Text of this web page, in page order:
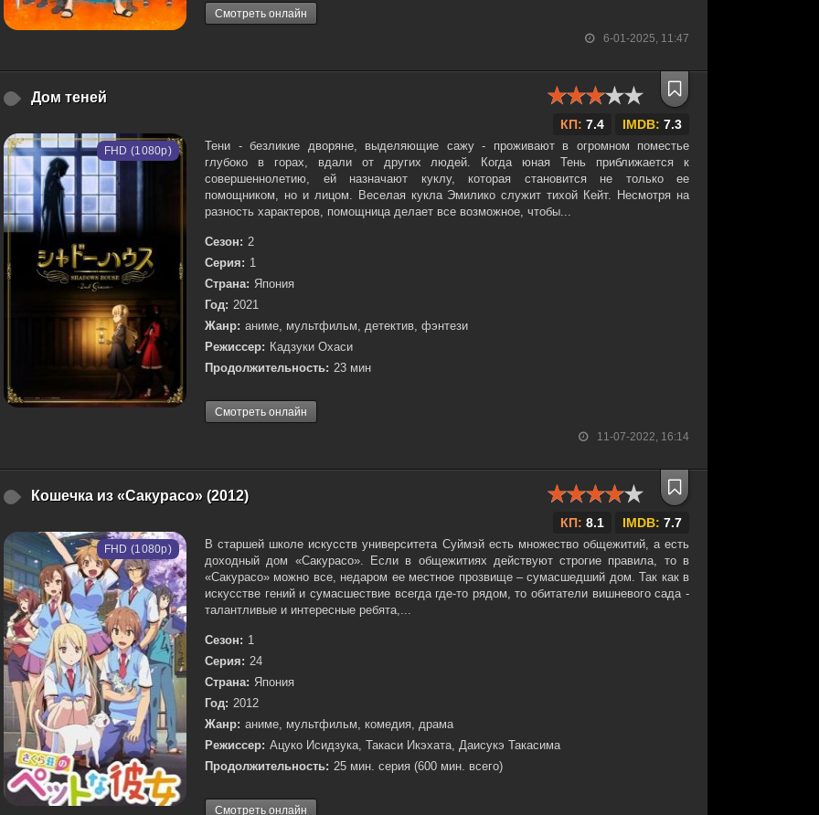
6-01-2025, 11:47
Смотреть онлайн
Дом теней
КП: 7.4 IMDB: 7.3
11-07-2022, 16:14
FHD (1080p)
Тени - безликие дворяне, выделяющие сажу - проживают в огромном поместье
глубоко в горах, вдали от других людей. Когда юная Тень приближается к
совершеннолетию, ей назначают куклу, которая становится не только ее
помощником, но и лицом. Веселая кукла Эмилико служит тихой Кейт. Несмотря на
разность характеров, помощница делает все возможное, чтобы...
Сезон: 2
Серия: 1
Страна: Япония
Год: 2021
Жанр: аниме, мультфильм, детектив, фэнтези
Режиссер: Кадзуки Охаси
Продолжительность: 23 мин
Смотреть онлайн
Кошечка из «Сакурасо» (2012)
КП: 8.1 IMDB: 7.7
FHD (1080p)
В старшей школе искусств университета Суймэй есть множество общежитий, а есть
доходный дом «Сакурасо». Если в общежитиях действуют строгие правила, то в
«Сакурасо» можно все, недаром ее местное прозвище – сумасшедший дом. Так как в
искусстве гений и сумасшествие всегда где-то рядом, то обитатели вишневого сада -
талантливые и интересные ребята,...
Сезон: 1
Серия: 24
Страна: Япония
Год: 2012
Жанр: аниме, мультфильм, комедия, драма
Режиссер: Ацуко Исидзука, Такаси Икэхата, Даисукэ Такасима
Продолжительность: 25 мин. серия (600 мин. всего)
Смотреть онлайн